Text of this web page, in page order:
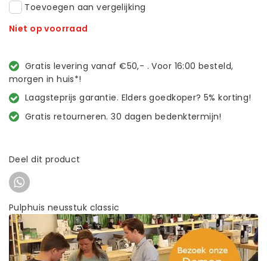
Toevoegen aan vergelijking
Niet op voorraad
Gratis levering vanaf €50,- . Voor 16:00 besteld,
morgen in huis*!
Laagsteprijs garantie. Elders goedkoper? 5% korting!
Gratis retourneren. 30 dagen bedenktermijn!
Deel dit product
Pulphuis neusstuk classic